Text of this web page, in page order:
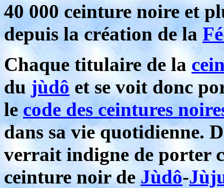
40 000 ceinture noire et
depuis la création de la
Chaque titulaire de la
dujùdô et se voit donc
le code des ceintures
dans sa vie quotidienne.
verrait indigne de porter
ceinture noir deJùdô-